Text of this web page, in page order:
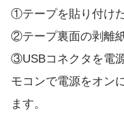
①テープを貼り付け
②テープ裏面の剥離
③USBコネクタを電
モコンで電源をオン
ます。